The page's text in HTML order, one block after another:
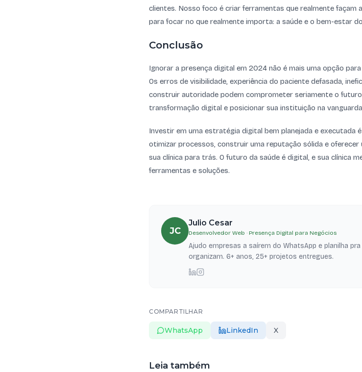
clientes. Nosso foco é criar ferramentas que realmente façam
para focar no que realmente importa: a saúde e o bem-estar
Conclusão
Ignorar a presença digital em 2024 não é mais uma opção
Os erros de visibilidade, experiência do paciente defasada,
construir autoridade podem comprometer seriamente o futuro
transformação digital e posicionar sua instituição na
Investir em uma estratégia digital bem planejada e executada
otimizar processos, construir uma reputação sólida e oferecer
sua clínica para trás. O futuro da saúde é digital, e sua clínica
ferramentas e soluções.
JC
Julio Cesar
Desenvolvedor Web · Presença Digital para Negócios
Ajudo empresas a saírem do WhatsApp e planilha
organizam. 6+ anos, 25+ projetos entregues.
COMPARTILHAR
WhatsApp LinkedIn X
Leia também